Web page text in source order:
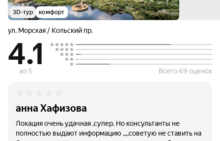
3D-тур комфорт
ул. Морская / Кольский пр.
4.1
из 5 Всего 69 оценок
анна Хафизова
Локация очень удачная ,супер. Но консультанты не
полностью выдают информацию ,,,,советую не ставить на